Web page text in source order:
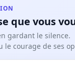
que vous
gardant le silence.
le courage de ses